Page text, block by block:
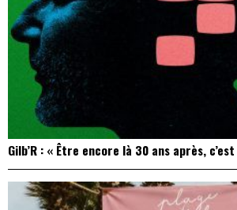
Gilb’R : « Être encore là 30 ans après,